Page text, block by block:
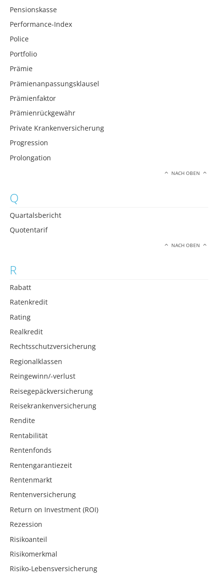
Pensionskasse
Performance-Index
Police
Portfolio
Prämie
Prämienanpassungsklausel
Prämienfaktor
Prämienrückgewähr
Private Krankenversicherung
Progression
Prolongation
NACH OBEN
Q
Quartalsbericht
Quotentarif
NACH OBEN
R
Rabatt
Ratenkredit
Rating
Realkredit
Rechtsschutzversicherung
Regionalklassen
Reingewinn/-verlust
Reisegepäckversicherung
Reisekrankenversicherung
Rendite
Rentabilität
Rentenfonds
Rentengarantiezeit
Rentenmarkt
Rentenversicherung
Return on Investment (ROI)
Rezession
Risikoanteil
Risikomerkmal
Risiko-Lebensversicherung